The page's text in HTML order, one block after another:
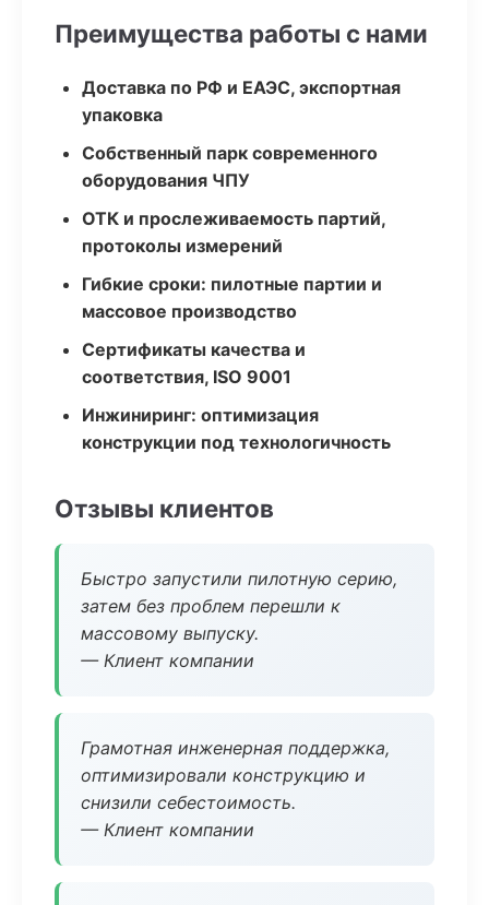
Преимущества работы с нами
Доставка по РФ и ЕАЭС, экспортная
упаковка
Собственный парк современного
оборудования ЧПУ
ОТК и прослеживаемость партий,
протоколы измерений
Гибкие сроки: пилотные партии и
массовое производство
Сертификаты качества и
соответствия, ISO 9001
Инжиниринг: оптимизация
конструкции под технологичность
Отзывы клиентов
Быстро запустили пилотную серию,
затем без проблем перешли к
массовому выпуску.
— Клиент компании
Грамотная инженерная поддержка,
оптимизировали конструкцию и
снизили себестоимость.
— Клиент компании